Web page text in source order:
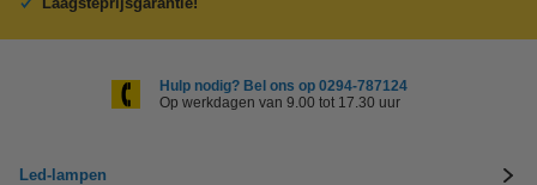
Hulp nodig? Bel ons op 0294-787124
Op werkdagen van 9.00 tot 17.30 uur
Led-lampen